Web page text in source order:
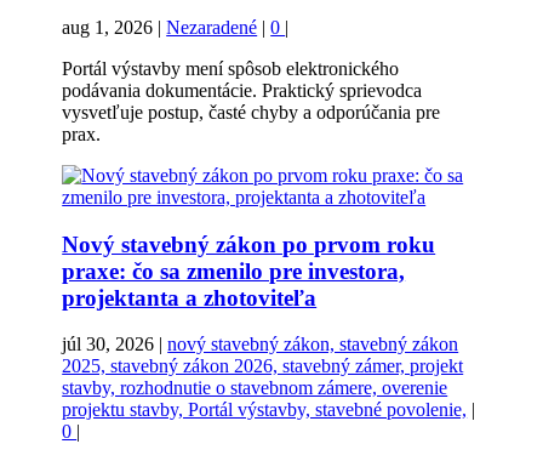
aug 1, 2026 |Nezaradené |0 |
Portál výstavby mení spôsob elektronického
podávania dokumentácie. Praktický sprievodca
vysvetľuje postup, časté chyby a odporúčania pre
prax.
Nový stavebný zákon po prvom roku
praxe: čo sa zmenilo pre investora,
projektanta a zhotoviteľa
júl 30, 2026 |nový stavebný zákon, stavebný zákon
2025, stavebný zákon 2026, stavebný zámer, projekt
stavby, rozhodnutie o stavebnom zámere, overenie
projektu stavby, Portál výstavby, stavebné povolenie,
0